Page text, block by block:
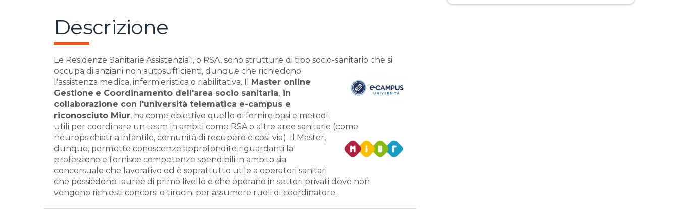
Descrizione
Le Residenze Sanitarie Assistenziali, o RSA, sono strutture di tipo socio-sanitario che si
occupa di anziani non autosufficienti, dunque che richiedono
l'assistenza medica, infermieristica o riabilitativa. Il Master online
Gestione e Coordinamento dell'area socio sanitaria, in
collaborazione con l'università telematica e-campus e
riconosciuto Miur, ha come obiettivo quello di fornire basi e metodi
utili per coordinare un team in ambiti come RSA o altre aree sanitarie (come
neuropsichiatria infantile, comunità di recupero e così via). Il Master,
dunque, permette conoscenze approfondite riguardanti la
professione e fornisce competenze spendibili in ambito sia
concorsuale che lavorativo ed è soprattutto utile a operatori sanitari
che possiedono lauree di primo livello e che operano in settori privati dove non
vengono richiesti concorsi o tirocini per assumere ruoli di coordinatore.